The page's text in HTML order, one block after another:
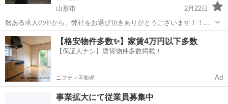
山形市
2月22日
数ある求人の中から、弊社をお選び頂きありがとうございます！！
【地方から東京に出て一緒にお仕事しませんか？寮あります！！】 弊
社では頑張ったら頑張った分だけ還元します！！！ そして、年齢は関
係ありません！ ...
山形 山形市 鳶職 足場
【格安物件多数✨】家賃4万円以下多数
【保証人ナシ】賃貸物件多数掲載！
ニフティ不動産 Ad
事業拡大にて従業員募集中